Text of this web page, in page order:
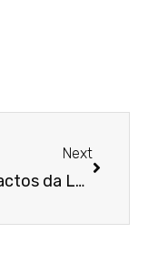
Next
Os impactos da LGPD na rotina trabalhista